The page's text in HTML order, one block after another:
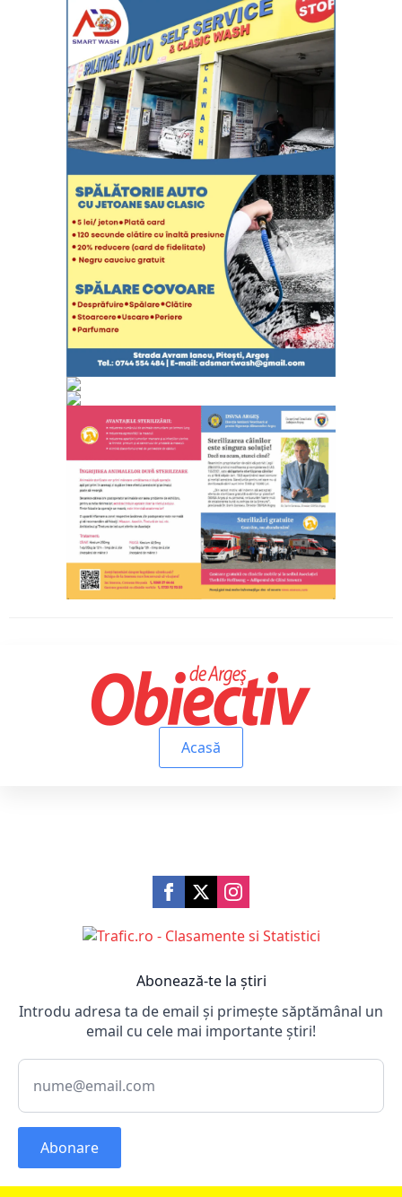
Acasă
Abonează-te la știri
Introdu adresa ta de email și primește săptămânal un
email cu cele mai importante știri!
Abonare